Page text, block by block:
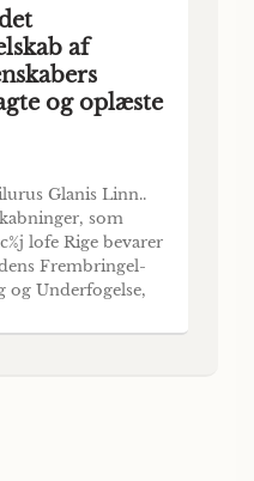
af
og oplæste
Glanis Linn..
som
lofe Rige bevarer
Frembringel-
og Underfogelse,
den Forstende, ja